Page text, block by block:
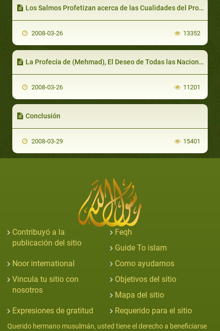
Los Salmos Profetizan acerca de las Cualidades del Profeta Final
2008-03-26 13352
La Profecía de (Mehmad), El Deseo de Todas las Naciones
2008-03-26 11201
Conclusión
2008-03-29 15401
Contribuyó a la
publicación del sitio
Feqh
Guide To islam
Noor international
Como ayudarnos
Vincula tu sitio con
nosotros
Objetivos del sitio
Mapa del sitio
Expresiones de gratitud
Requerido para el sitio
Querido hermano musulmán, usted tiene el derecho a beneficiarse